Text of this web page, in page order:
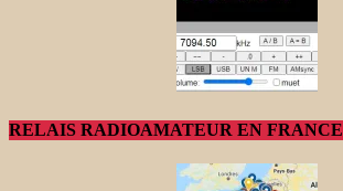
RELAIS RADIOAMATEUR EN FRANCE